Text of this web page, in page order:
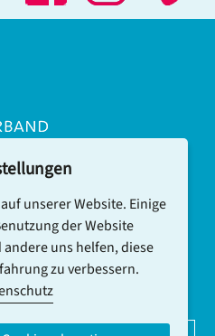
unserer Website. Einige
der Website
uns helfen, diese
zu verbessern.